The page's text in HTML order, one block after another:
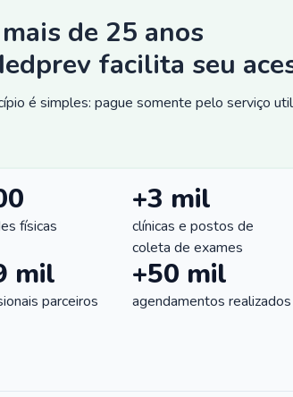
de 25 anos
facilita seu
é simples: pague somente pelo serviço
físicas
+3 mil
clínicas e postos de
coleta de exames
mil
parceiros
+50 mil
agendamentos realizados